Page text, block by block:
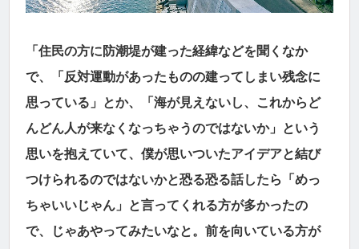
「住民の方に防潮堤が建った経緯などを聞くなか
で、「反対運動があったものの建ってしまい残念に
思っている」とか、「海が見えないし、これからど
んどん人が来なくなっちゃうのではないか」という
思いを抱えていて、僕が思いついたアイデアと結び
つけられるのではないかと恐る恐る話したら「めっ
ちゃいいじゃん」と言ってくれる方が多かったの
で、じゃあやってみたいなと。前を向いている方が